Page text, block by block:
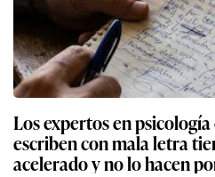
Los expertos en
escriben con mala letra
acelerado y no lo hacen